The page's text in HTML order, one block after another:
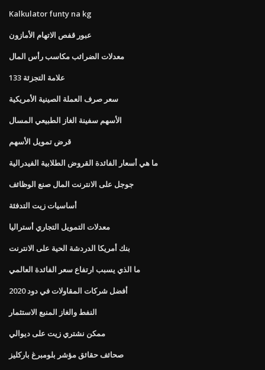
Kalkulator funty na kg
عبور قفص الاتهام الأمازون
معدلات الضرائب مكاسب رأس المال
133 علامة التجزئة
سعر صرف العملة الصينية الأمريكية
الأسهم سفينة الغاز الطبيعي المسال
قرض تمويل الأسهم
ما هي أسعار الفائدة القروض الطلابية الفيدرالية
جوجل على الانترنت المال صنع الوظائف
أساسيات زيت التدفئة
معدلات التمويل التجاري أستراليا
بنك أمريكا الدردشة الحية على الانترنت
ما الذي يسبب ارتفاع سعر الفائدة العالمي
أفضل شركات المقاولات في دود 2020
النفط والغاز المنبع الاستثمار
ممكن نشتري زيت على ديوالي
صحائف حقائق مؤشر بلومبرغ باركليز